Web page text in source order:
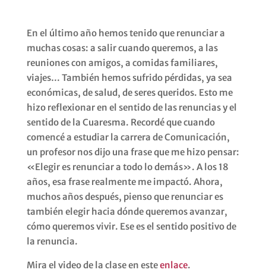
En el último año hemos tenido que renunciar a
muchas cosas: a salir cuando queremos, a las
reuniones con amigos, a comidas familiares,
viajes… También hemos sufrido pérdidas, ya sea
económicas, de salud, de seres queridos. Esto me
hizo reflexionar en el sentido de las renuncias y el
sentido de la Cuaresma. Recordé que cuando
comencé a estudiar la carrera de Comunicación,
un profesor nos dijo una frase que me hizo pensar:
«Elegir es renunciar a todo lo demás». A los 18
años, esa frase realmente me impactó. Ahora,
muchos años después, pienso que renunciar es
también elegir hacia dónde queremos avanzar,
cómo queremos vivir. Ese es el sentido positivo de
la renuncia.
Mira el video de la clase en esteenlace.